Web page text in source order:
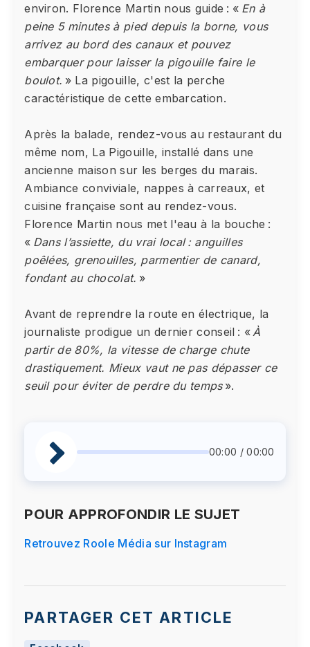
environ. Florence Martin nous guide : « En à
peine 5 minutes à pied depuis la borne, vous
arrivez au bord des canaux et pouvez
embarquer pour laisser la pigouille faire le
boulot. » La pigouille, c'est la perche
caractéristique de cette embarcation.
Après la balade, rendez-vous au restaurant du
même nom, La Pigouille, installé dans une
ancienne maison sur les berges du marais.
Ambiance conviviale, nappes à carreaux, et
cuisine française sont au rendez-vous.
Florence Martin nous met l'eau à la bouche :
« Dans l’assiette, du vrai local : anguilles
poêlées, grenouilles, parmentier de canard,
fondant au chocolat. »
Avant de reprendre la route en électrique, la
journaliste prodigue un dernier conseil : « À
partir de 80%, la vitesse de charge chute
drastiquement. Mieux vaut ne pas dépasser ce
seuil pour éviter de perdre du temps».
00:00 / 00:00
POUR APPROFONDIR LE SUJET
Retrouvez Roole Média sur Instagram
PARTAGER CET ARTICLE